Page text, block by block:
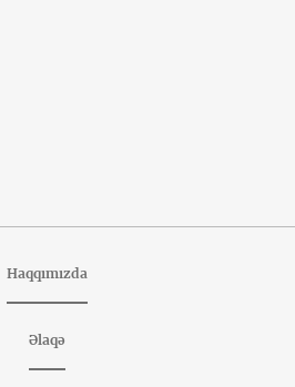
Haqqımızda
Əlaqə